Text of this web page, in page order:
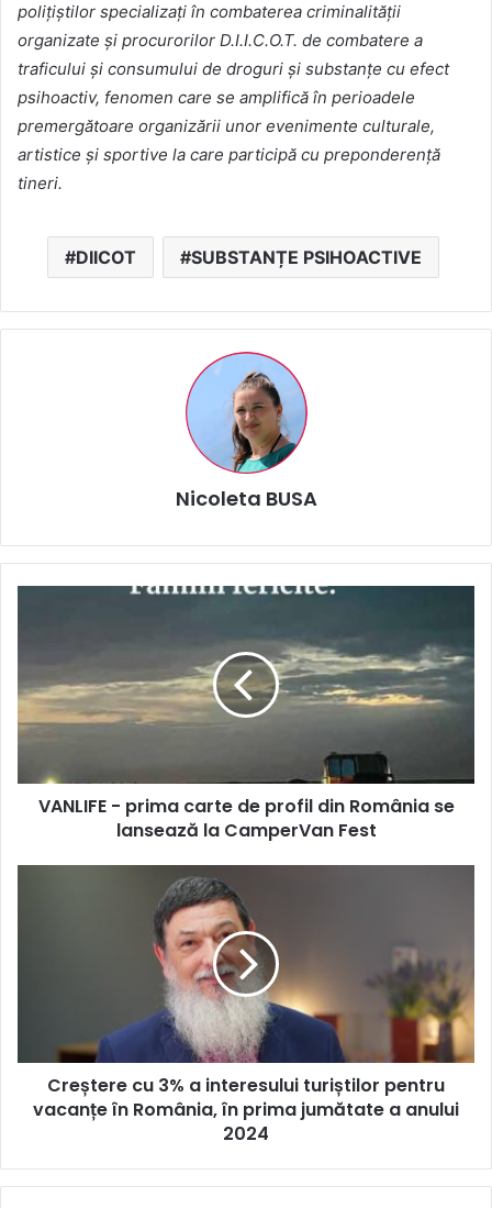
polițiștilor specializați în combaterea criminalității
organizate și procurorilor D.I.I.C.O.T. de combatere a
traficului și consumului de droguri și substanțe cu efect
psihoactiv, fenomen care se amplifică în perioadele
premergătoare organizării unor evenimente culturale,
artistice și sportive la care participă cu preponderență
tineri.
DIICOT SUBSTANȚE PSIHOACTIVE
Nicoleta BUSA
de
profil
din
se
lansează
VANLIFE - prima carte de profil din România se
lansează la CamperVan Fest
în
România,
a
Creștere cu 3% a interesului turiștilor pentru
vacanțe în România, în prima jumătate a anului
2024